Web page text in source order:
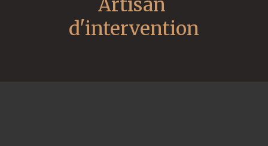
d'intervention